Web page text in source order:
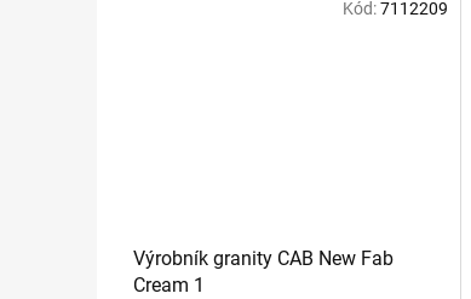
Výrobník granity CAB New Fab
Cream 1
Kód:7112209